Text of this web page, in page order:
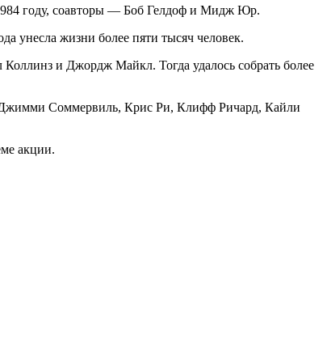
году, соавторы — Боб Гелдоф и Мидж Юр.
унесла жизни более пяти тысяч человек.
и Джордж Майкл. Тогда удалось собрать более
Джимми Соммервиль, Крис Ри, Клифф Ричард, Кайли
акции.